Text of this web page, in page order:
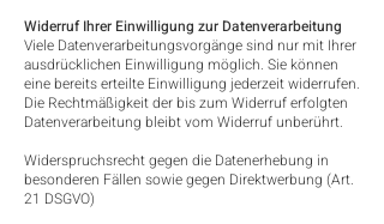
Widerruf Ihrer Einwilligung zur Datenverarbeitung
Viele Datenverarbeitungsvorgänge sind nur mit Ihrer
ausdrücklichen Einwilligung möglich. Sie können
eine bereits erteilte Einwilligung jederzeit widerrufen.
Die Rechtmäßigkeit der bis zum Widerruf erfolgten
Datenverarbeitung bleibt vom Widerruf unberührt.
Widerspruchsrecht gegen die Datenerhebung in
besonderen Fällen sowie gegen Direktwerbung (Art.
21 DSGVO)